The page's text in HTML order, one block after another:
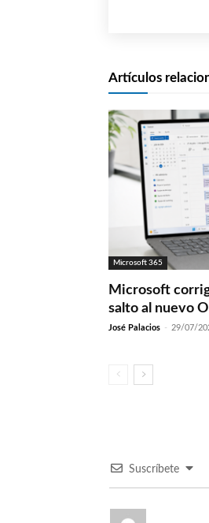
Artículos
Microsoft 365
Microsoft
salto al nuevo
José Palacios - 29/07/
Suscríbete